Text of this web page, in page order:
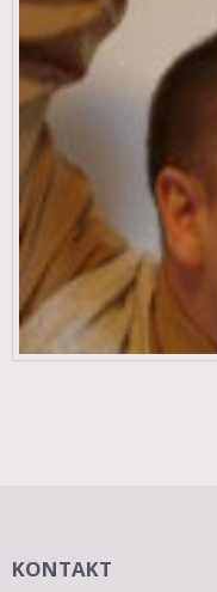
KONTAKT